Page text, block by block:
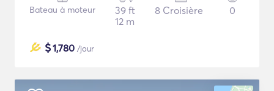
Bateau à moteur
39 ft
12 m
8 Croisière 0
$1,780 /jour